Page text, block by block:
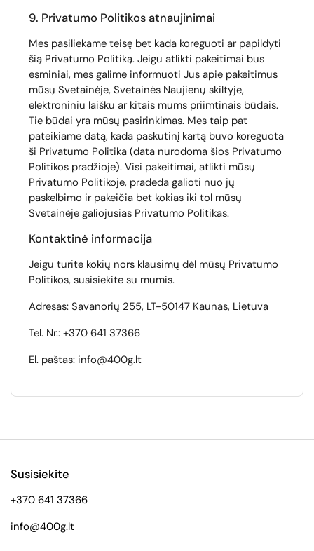
9. Privatumo Politikos atnaujinimai
Mes pasiliekame teisę bet kada koreguoti ar papildyti
šią Privatumo Politiką. Jeigu atlikti pakeitimai bus
esminiai, mes galime informuoti Jus apie pakeitimus
mūsų Svetainėje, Svetainės Naujienų skiltyje,
elektroniniu laišku ar kitais mums priimtinais būdais.
Tie būdai yra mūsų pasirinkimas. Mes taip pat
pateikiame datą, kada paskutinį kartą buvo koreguota
ši Privatumo Politika (data nurodoma šios Privatumo
Politikos pradžioje). Visi pakeitimai, atlikti mūsų
Privatumo Politikoje, pradeda galioti nuo jų
paskelbimo ir pakeičia bet kokias iki tol mūsų
Svetainėje galiojusias Privatumo Politikas.
Kontaktinė informacija
Jeigu turite kokių nors klausimų dėl mūsų Privatumo
Politikos, susisiekite su mumis.
Adresas: Savanorių 255, LT-50147 Kaunas, Lietuva
Tel. Nr.: +370 641 37366
El. paštas: info@400g.lt
Susisiekite
+370 641 37366
info@400g.lt